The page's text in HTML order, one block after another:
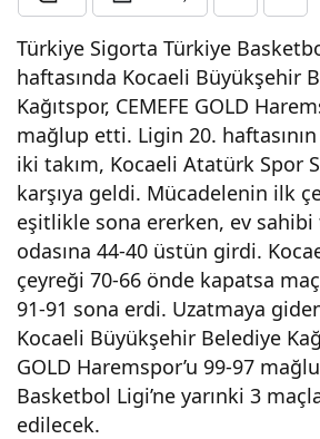
Türkiye Sigorta Türkiye
haftasında Kocaeli Büyükşehir
Kağıtspor, CEMEFE GOLD
mağlup etti. Ligin 20. haftasının
iki takım, Kocaeli Atatürk Spor
karşıya geldi. Mücadelenin ilk
eşitlikle sona ererken, ev sahibi
odasına 44-40 üstün girdi.
çeyreği 70-66 önde kapatsa
91-91 sona erdi. Uzatmaya
Kocaeli Büyükşehir Belediye
GOLD Haremspor’u 99-97
Basketbol Ligi’ne yarınki 3
edilecek.
Bas
ketb
ol
Ligi’
nin
Tür
dön